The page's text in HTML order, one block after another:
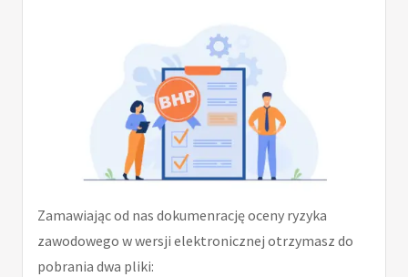
Zamawiając od nas dokumenrację oceny ryzyka
zawodowego w wersji elektronicznej otrzymasz do
pobrania dwa pliki: